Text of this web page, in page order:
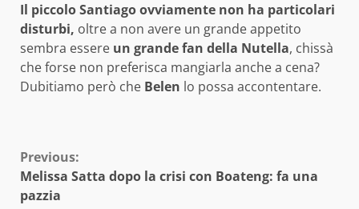
Il piccolo Santiago ovviamente non ha particolari
disturbi, oltre a non avere un grande appetito
sembra essere un grande fan della Nutella, chissà
che forse non preferisca mangiarla anche a cena?
Dubitiamo però che Belen lo possa accontentare.
Continue
Reading
Previous:
Melissa Satta dopo la crisi con Boateng: fa una
pazzia